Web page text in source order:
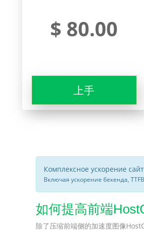
$ 80.00
上手
Комплексное ускорение
Включая ускорение бекенда,
如何提高前端
除了压缩前端侧的加速度图像